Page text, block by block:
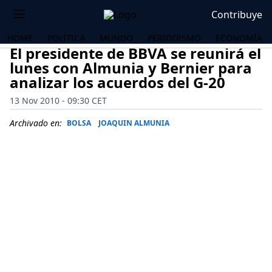
Contribuye
HOME POLÍTICA MUNDO PERIODISMO ECONOMÍA
El presidente de BBVA se reunirá el
lunes con Almunia y Bernier para
analizar los acuerdos del G-20
13 Nov 2010 - 09:30 CET
Archivado en: BOLSA JOAQUIN ALMUNIA